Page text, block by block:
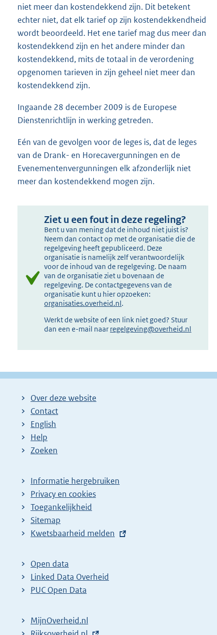
niet meer dan kostendekkend zijn. Dit betekent
echter niet, dat elk tarief op zijn kostendekkendheid
wordt beoordeeld. Het ene tarief mag dus meer dan
kostendekkend zijn en het andere minder dan
kostendekkend, mits de totaal in de verordening
opgenomen tarieven in zijn geheel niet meer dan
kostendekkend zijn.
Ingaande 28 december 2009 is de Europese
Dienstenrichtlijn in werking getreden.
Eén van de gevolgen voor de leges is, dat de leges
van de Drank- en Horecavergunningen en de
Evenementenvergunningen elk afzonderlijk niet
meer dan kostendekkend mogen zijn.
Ziet u een fout in deze regeling?
Bent u van mening dat de inhoud niet juist is?
Neem dan contact op met de organisatie die de
regelgeving heeft gepubliceerd. Deze
organisatie is namelijk zelf verantwoordelijk
voor de inhoud van de regelgeving. De naam
van de organisatie ziet u bovenaan de
regelgeving. De contactgegevens van de
organisatie kunt u hier opzoeken:
organisaties.overheid.nl.
Werkt de website of een link niet goed? Stuur
dan een e-mail naar regelgeving@overheid.nl
Over deze website
Contact
English
Help
Zoeken
Informatie hergebruiken
Privacy en cookies
Toegankelijkheid
Sitemap
E
t
e
r
l
Kwetsbaarheid melden
Open data
Linked Data Overheid
PUC Open Data
MijnOverheid.nl